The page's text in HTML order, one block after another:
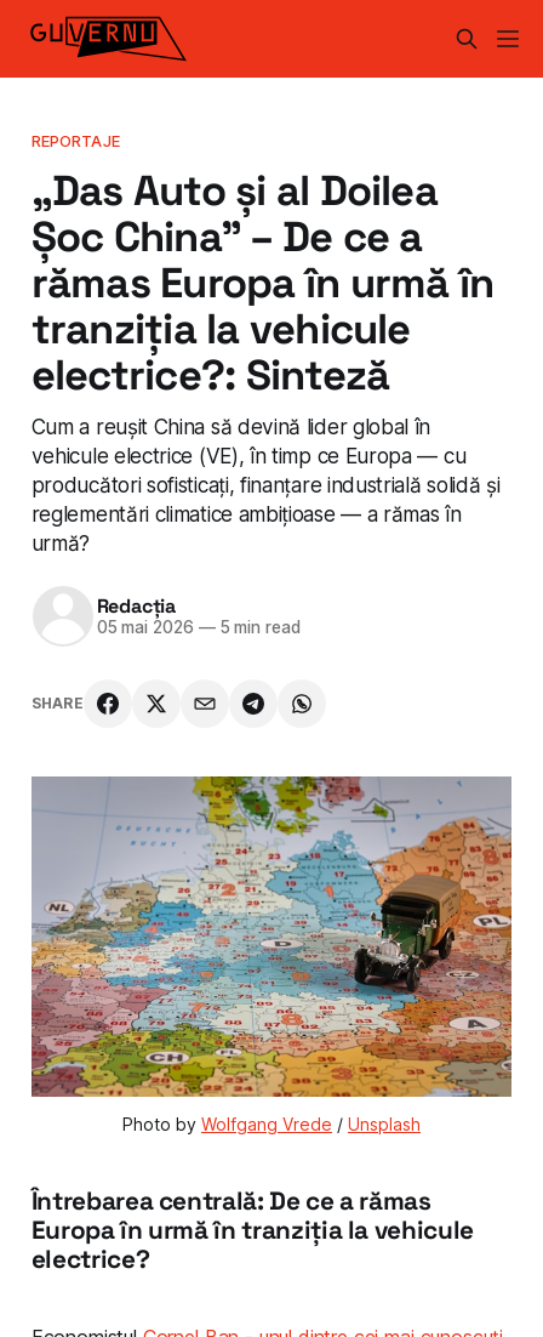
REPORTAJE
„Das Auto și al Doilea
Șoc China" – De ce a
rămas Europa în urmă în
tranziția la vehicule
electrice?: Sinteză
Cum a reușit China să devină lider global în
vehicule electrice (VE), în timp ce Europa — cu
producători sofisticați, finanțare industrială solidă și
reglementări climatice ambițioase — a rămas în
urmă?
Redacția
05 mai 2026 —5 min read
SHARE
Photo by Wolfgang Vrede / Unsplash
Întrebarea centrală: De ce a rămas
Europa în urmă în tranziția la vehicule
electrice?